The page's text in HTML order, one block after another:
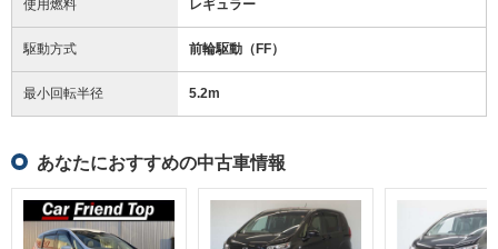
使用燃料 レギュラー
駆動方式 前輪駆動（FF）
最小回転半径 5.2m
あなたにおすすめの中古車情報